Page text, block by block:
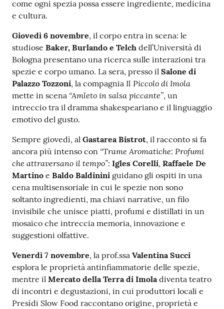
come ogni spezia possa essere ingrediente, medicina
e cultura.
Giovedì 6 novembre, il corpo entra in scena: le
studiose Baker, Burlando e Telch dell’Università di
Bologna presentano una ricerca sulle interazioni tra
spezie e corpo umano. La sera, presso il Salone di
Palazzo Tozzoni, la compagnia Il Piccolo di Imola
mette in scena “Amleto in salsa piccante”, un
intreccio tra il dramma shakespeariano e il linguaggio
emotivo del gusto.
Sempre giovedì, al Gastarea Bistrot, il racconto si fa
ancora più intenso con “Trame Aromatiche: Profumi
che attraversano il tempo”: Igles Corelli, Raffaele De
Martino e Baldo Baldinini guidano gli ospiti in una
cena multisensoriale in cui le spezie non sono
soltanto ingredienti, ma chiavi narrative, un filo
invisibile che unisce piatti, profumi e distillati in un
mosaico che intreccia memoria, innovazione e
suggestioni olfattive.
Venerdì 7 novembre, la prof.ssa Valentina Succi
esplora le proprietà antinfiammatorie delle spezie,
mentre il Mercato della Terra di Imoladiventa teatro
di incontri e degustazioni, in cui produttori locali e
Presìdi Slow Food raccontano origine, proprietà e